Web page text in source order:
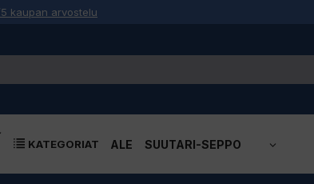
kaupan arvostelu
KATEGORIAT ALE SUUTARI-SEPPO